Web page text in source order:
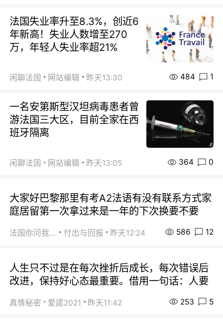
法国失业率升至8.3%，创近6
年新高！失业人数增至270
万，年轻人失业率超21%
闲聊法国 网站编辑 昨天13:30 484 1
一名安第斯型汉坦病毒患者曾
游法国三大区，目前全家在西
班牙隔离
闲聊法国 网站编辑 昨天13:05 364 0
大家好巴黎那里有考A2法语有没有联系方式家
庭居留第一次拿过来是一年的下次换要不要
法国你问我答 付出与回报 昨天12:24 586 12
人生只不过是在每次挫折后成长，每次错误后
改进，保持好心态最重要。借用一句话：人要
真情秘密 愛諾2021 昨天11:42 253 5